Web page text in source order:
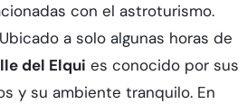
con el astroturismo.
a solo algunas horas de
del Elqui es conocido por sus
y su ambiente tranquilo. En